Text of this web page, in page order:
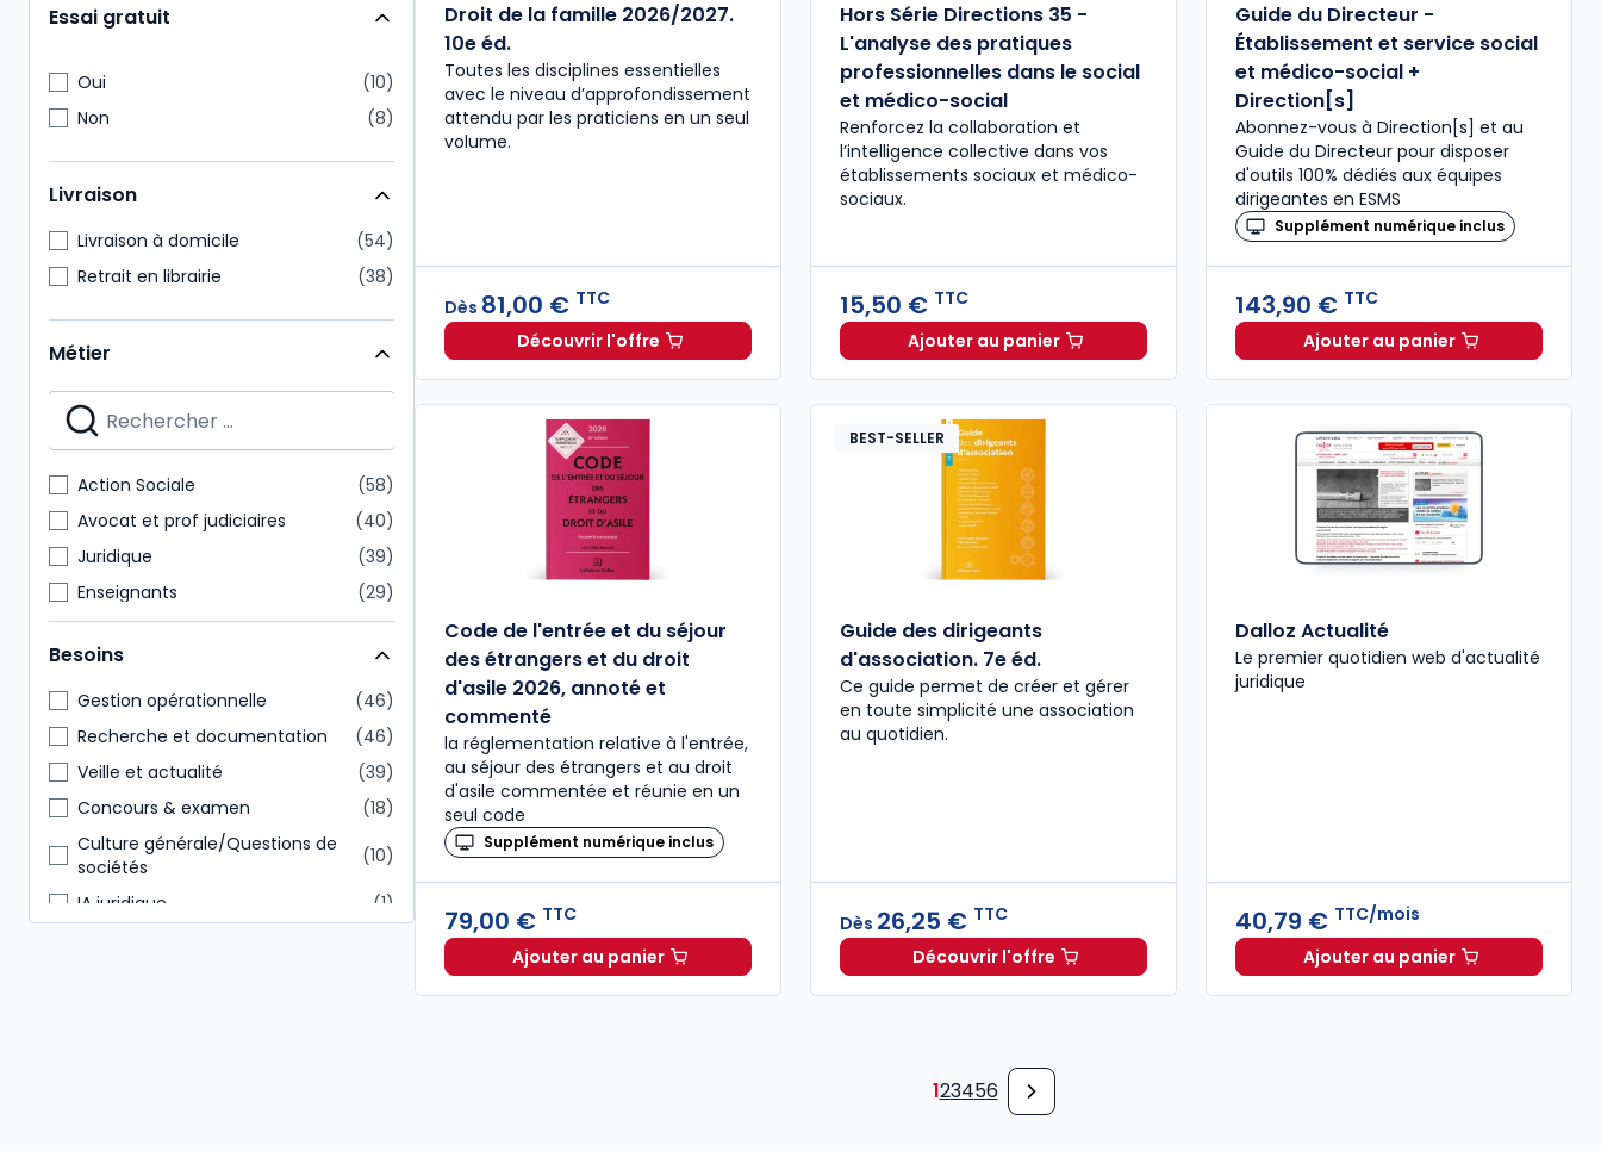
Essai gratuit
Oui
10
Non
8
Livraison
Livraison à domicile
54
Retrait en librairie
38
Métier
Action Sociale
58
Avocat et prof judiciaires
40
Juridique
39
Enseignants
29
Étudiants
28
Direction générale
22
Administratif et financier
21
Hygiène Sécurité Environnement
16
Notaire
16
Autres
15
Besoins
Gestion opérationnelle
46
Recherche et documentation
46
Veille et actualité
39
Concours & examen
18
Culture générale/Questions de
sociétés
10
IA juridique
1
Droit de la famille 2026/2027.
10e éd.
Toutes les disciplines essentielles
avec le niveau d’approfondissement
attendu par les praticiens en un seul
volume.
Dès 81,00 € TTC
Découvrir l'offreDroit de la famille 2026/2027. 10e éd. à partir deDès 81,00 € TTC
Hors Série Directions 35 -
L'analyse des pratiques
professionnelles dans le social
et médico-social
Renforcez la collaboration et
l’intelligence collective dans vos
établissements sociaux et médico-
sociaux.
15,50 € TTC
Ajouter au panierHors Série Directions 35 - L'analyse des pratiques professionnelles
Guide du Directeur -
Établissement et service social
et médico-social +
Direction[s]
Abonnez-vous à Direction[s] et au
Guide du Directeur pour disposer
d'outils 100% dédiés aux équipes
dirigeantes en ESMS
Supplément numérique inclus
143,90 € TTC
Ajouter au panierGuide du Directeur -
Code de l'entrée et du séjour
des étrangers et du droit
d'asile 2026, annoté et
commenté
la réglementation relative à l'entrée,
au séjour des étrangers et au droit
d'asile commentée et réunie en un
seul code
Supplément numérique inclus
79,00 € TTC
Ajouter au panierCode de l'entrée et du séjour des étrangers et du droit d'asile 2026, annoté et commenté à 79,00 € TTC
BEST-SELLER
Guide des dirigeants
d'association. 7e éd.
Ce guide permet de créer et gérer
en toute simplicité une association
au quotidien.
Dès 26,25 € TTC
Découvrir l'offreGuide des dirigeants d'association. 7e éd. à partir de Dès 26,25 €
Dalloz Actualité
Le premier quotidien web d'actualité
juridique
40,79 € TTC/mois
Ajouter au panierDalloz Actualité à
123456